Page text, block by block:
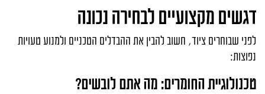
דגשים מקצועיים לבחירה נכונה
לפני שבוחרים ציוד, חשוב להבין את ההבדלים הטכניים ולמנוע טעויות
נפוצות:
טכנולוגיית החומרים: מה אתם לובשים?